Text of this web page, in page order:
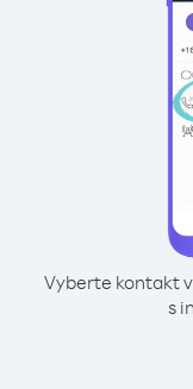
Vyberte kontakt
s